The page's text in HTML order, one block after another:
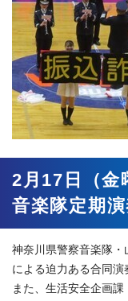
2月17日（金
音楽隊定期
神奈川県警察音楽隊・
による迫力ある合同
また、生活安全企画課